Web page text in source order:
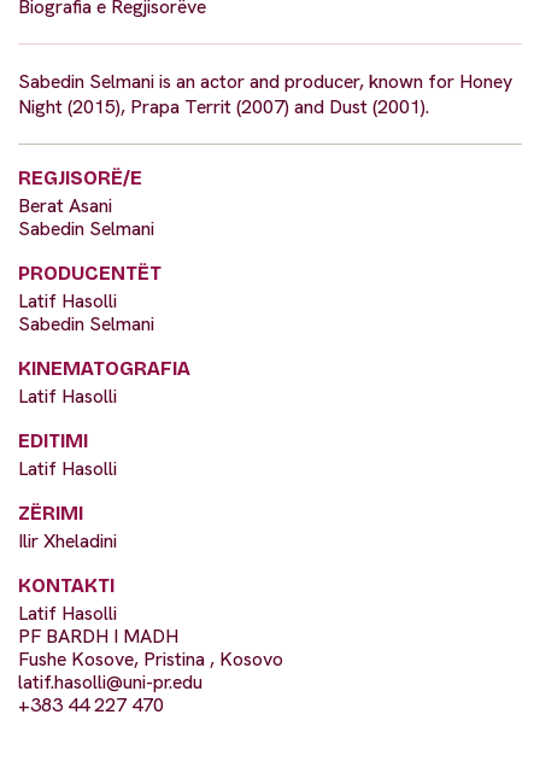
Biografia e Regjisorëve
Sabedin Selmani is an actor and producer, known for Honey
Night (2015), Prapa Territ (2007) and Dust (2001).
REGJISORË/E
Berat Asani
Sabedin Selmani
PRODUCENTËT
Latif Hasolli
Sabedin Selmani
KINEMATOGRAFIA
Latif Hasolli
EDITIMI
Latif Hasolli
ZËRIMI
Ilir Xheladini
KONTAKTI
Latif Hasolli
PF BARDH I MADH
Fushe Kosove, Pristina , Kosovo
latif.hasolli@uni-pr.edu
+383 44 227 470